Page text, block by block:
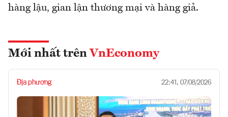
hàng lậu, gian lận thương mại và hàng giả.
Mới nhất trên VnEconomy
Địa phương 22:41, 07/08/2026